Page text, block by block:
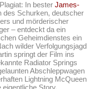
In besterJames-
des Schurken, deutscher
und mörderischer
– entdeckt da ein
Geheimdienstes ein
wilder Verfolgungsjagd
springt der Film ins
Radiator Springs
Abschleppwagen
Lightning McQueen
eigentliche Story.